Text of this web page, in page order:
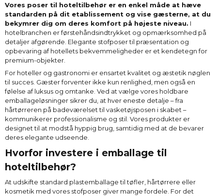
Vores poser til hoteltilbehør er en enkel måde at hæve
standarden på dit etablissement og vise gæsterne, at du
bekymrer dig om deres komfort på højeste niveau. I
hotelbranchen er førstehåndsindtrykket og opmærksomhed på
detaljer afgørende. Elegante stofposer til præsentation og
opbevaring af hotellets bekvemmeligheder er et kendetegn for
premium-objekter.
For hoteller og gastronomi er ensartet kvalitet og æstetik nøglen
til succes. Gæster forventer ikke kun renlighed, men også en
følelse af luksus og omtanke. Ved at vælge vores holdbare
emballageløsninger sikrer du, at hver eneste detalje – fra
hårtørreren på badeværelset til vasketøjsposen i skabet –
kommunikerer professionalisme og stil. Vores produkter er
designet til at modstå hyppig brug, samtidig med at de bevarer
deres elegante udseende.
Hvorfor investere i emballage til
hoteltilbehør?
At udskifte standard plastemballage til tøfler, hårtørrere eller
kosmetik med vores stofposer giver mange fordele. For det